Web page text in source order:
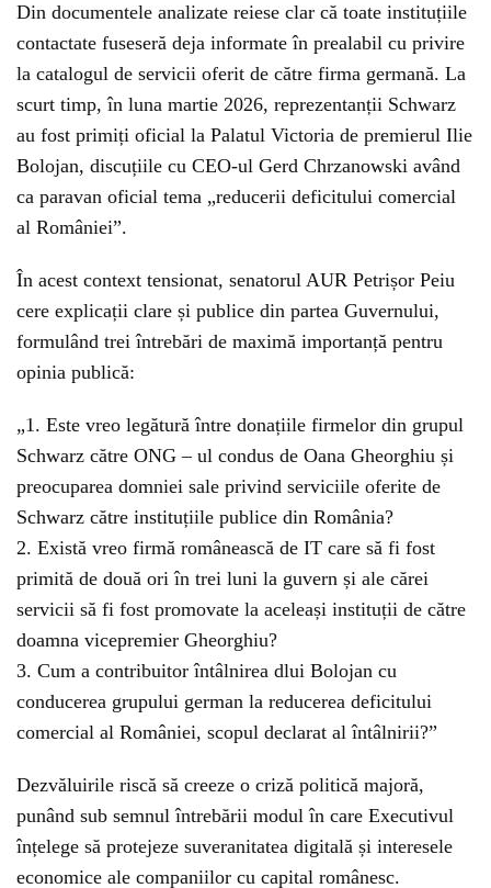
Din documentele analizate reiese clar că toate instituțiile
contactate fuseseră deja informate în prealabil cu privire
la catalogul de servicii oferit de către firma germană. La
scurt timp, în luna martie 2026, reprezentanții Schwarz
au fost primiți oficial la Palatul Victoria de premierul Ilie
Bolojan, discuțiile cu CEO-ul Gerd Chrzanowski având
ca paravan oficial tema „reducerii deficitului comercial
al României”.
În acest context tensionat, senatorul AUR Petrișor Peiu
cere explicații clare și publice din partea Guvernului,
formulând trei întrebări de maximă importanță pentru
opinia publică:
„1. Este vreo legătură între donațiile firmelor din grupul
Schwarz către ONG – ul condus de Oana Gheorghiu și
preocuparea domniei sale privind serviciile oferite de
Schwarz către instituțiile publice din România?
2. Există vreo firmă românească de IT care să fi fost
primită de două ori în trei luni la guvern și ale cărei
servicii să fi fost promovate la aceleași instituții de către
doamna vicepremier Gheorghiu?
3. Cum a contribuitor întâlnirea dlui Bolojan cu
conducerea grupului german la reducerea deficitului
comercial al României, scopul declarat al întâlnirii?”
Dezvăluirile riscă să creeze o criză politică majoră,
punând sub semnul întrebării modul în care Executivul
înțelege să protejeze suveranitatea digitală și interesele
economice ale companiilor cu capital românesc.